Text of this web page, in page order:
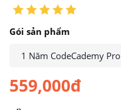
Gói sản phẩm
1 Năm CodeCademy Pro
559,000đ